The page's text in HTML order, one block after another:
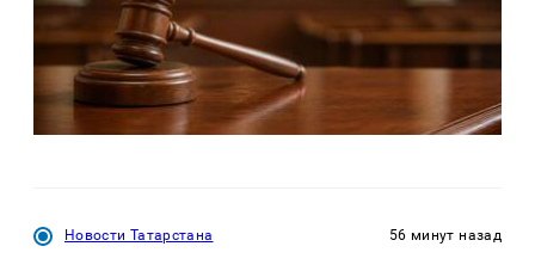
Новости Татарстана 56 минут назад